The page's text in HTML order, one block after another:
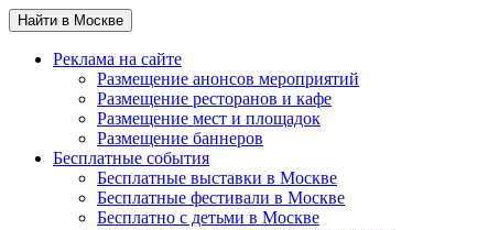
Найти в Москве
Реклама на сайте
Размещение анонсов мероприятий
Размещение ресторанов и кафе
Размещение мест и площадок
Размещение баннеров
Бесплатные события
Бесплатные выставки в Москве
Бесплатные фестивали в Москве
Бесплатно с детьми в Москве